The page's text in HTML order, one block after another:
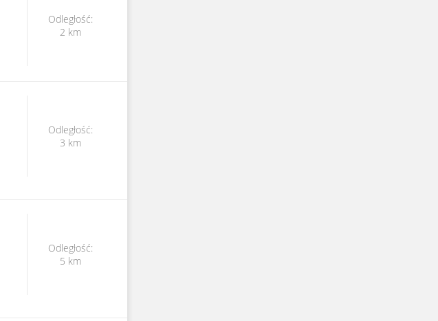
Odległość:
2 km
Odległość:
3 km
Odległość:
5 km